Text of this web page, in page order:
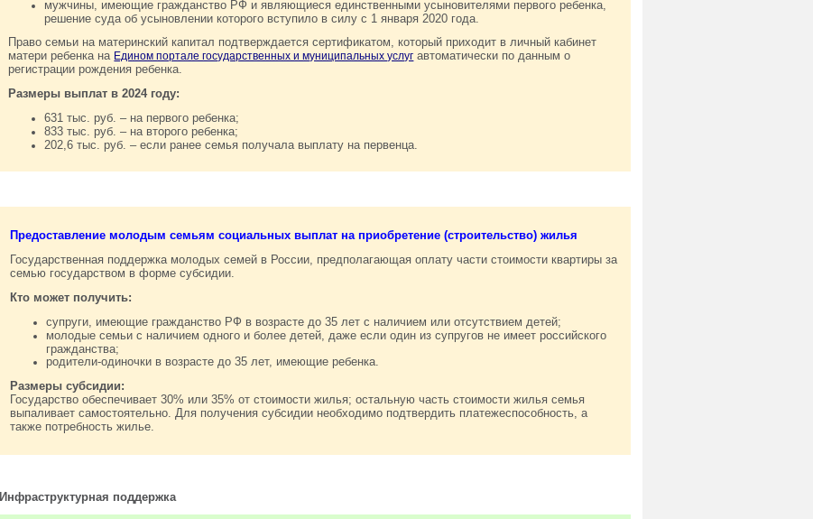
мужчины, имеющие гражданство РФ и являющиеся единственными усыновителями первого ребенка,
решение суда об усыновлении которого вступило в силу с 1 января 2020 года.
Право семьи на материнский капитал подтверждается сертификатом, который приходит в личный кабинет
матери ребенка на Едином портале государственных и муниципальных услуг автоматически по данным о
регистрации рождения ребенка.
Размеры выплат в 2024 году:
631 тыс. руб. – на первого ребенка;
833 тыс. руб. – на второго ребенка;
202,6 тыс. руб. – если ранее семья получала выплату на первенца.
Предоставление молодым семьям социальных выплат на приобретение (строительство) жилья
Государственная поддержка молодых семей в России, предполагающая оплату части стоимости квартиры за
семью государством в форме субсидии.
Кто может получить:
супруги, имеющие гражданство РФ в возрасте до 35 лет с наличием или отсутствием детей;
молодые семьи с наличием одного и более детей, даже если один из супругов не имеет российского
гражданства;
родители-одиночки в возрасте до 35 лет, имеющие ребенка.
Размеры субсидии:
Государство обеспечивает 30% или 35% от стоимости жилья; остальную часть стоимости жилья семья
выпаливает самостоятельно. Для получения субсидии необходимо подтвердить платежеспособность, а
также потребность жилье.
Инфраструктурная поддержка